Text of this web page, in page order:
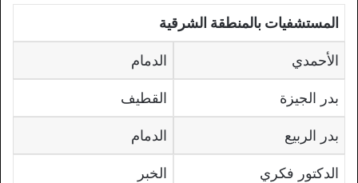
المستشفيات بالمنطقة الشرقية
الأحمدي الدمام
بدر الجيزة القطيف
بدر الربيع الدمام
الدكتور فكري الخبر